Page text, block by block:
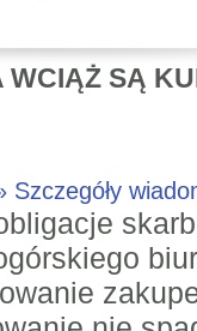
WCIĄŻ SĄ
Szczegóły